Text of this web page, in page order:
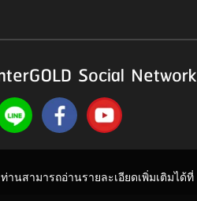
Social Network
นสามารถอ่านรายละเอียดเพิ่มเติมได้ที่